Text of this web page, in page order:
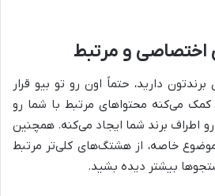
و مرتبط
دارید، حتماً اون رو تو بیو قرار
می‌کنه محتواهای مرتبط با شما رو
اطراف برند شما ایجاد می‌کنه. همچنین
خاصه، از هشتگ‌های کلی‌تر مرتبط
بیشتر دیده بشید.